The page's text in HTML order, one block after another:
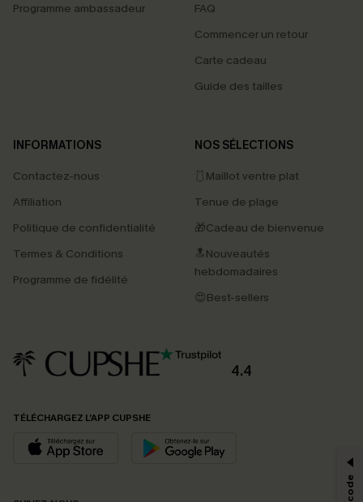
Programme ambassadeur
FAQ
Commencer un retour
Carte cadeau
Guide des tailles
INFORMATIONS
Contactez-nous
Affiliation
Politique de confidentialité
Termes & Conditions
Programme de fidélité
NOS SÉLECTIONS
🩱Maillot ventre plat
Tenue de plage
🎁Cadeau de bienvenue
🔝Nouveautés
hebdomadaires
😍Best-sellers
4.4
TÉLÉCHARGEZ L’APP CUPSHE
PROFITEZ DE -15%
-15% dès 2 Achetés par E-mail